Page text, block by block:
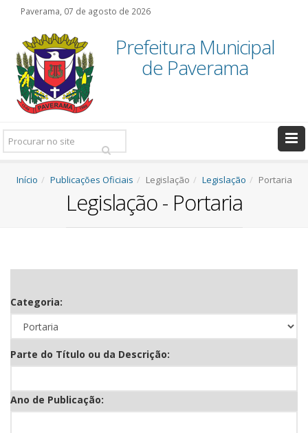
Paverama, 07 de agosto de 2026
Prefeitura Municipal
de Paverama
Pesquisar:
Início Publicações Oficiais Legislação Legislação Portaria
Legislação - Portaria
Categoria:
Parte do Título ou da Descrição:
Ano de Publicação: